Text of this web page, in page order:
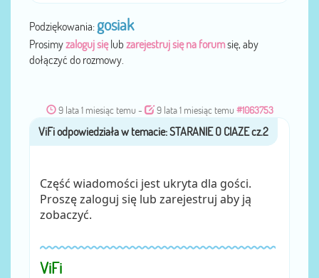
Podziękowania: gosiak
Prosimyzaloguj sięlub zarejestruj się na forumsię, aby
dołączyć do rozmowy.
9 lata 1 miesiąc temu - 9 lata 1 miesiąc temu #1063753
przezViFi
Część wiadomości jest ukryta dla gości.
Proszę zaloguj się lub zarejestruj aby ją
zobaczyć.
ViFi